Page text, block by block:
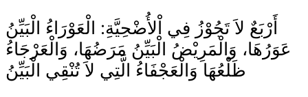
أَرْبَعٌ لاَ تَجُوْزُ فِي اْلأُضْحِيَّةِ: الْعَوْرَاءُ الْبَيِّنُ
عَوَرُهَا، وَالْمَرِيْضُ الْبَيِّنُ مَرَضُهَا، وَالْعَرْجَاءُ
الْبَيِّنُ ظَلْعُهَا وَالْعَجْفَاءُ الَّتِي لاَ تُنْقِي